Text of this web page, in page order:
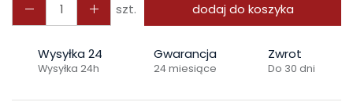
szt. dodaj do koszyka
Wysyłka 24
Wysyłka 24h
Gwarancja
24 miesiące
Zwrot
Do 30 dni